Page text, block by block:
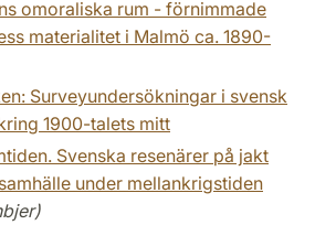
omoraliska rum - förnimmade
materialitet i Malmö ca. 1890-
Surveyundersökningar i svensk
1900-talets mitt
Svenska resenärer på jakt
under mellankrigstiden